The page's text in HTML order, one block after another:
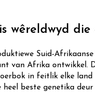
wêreldwyd
Suid-
van Afrika ontwikkel.
in feitlik elke
heel beste genetika